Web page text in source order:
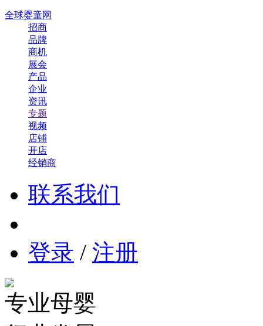
全球婴童网
招商
品牌
商机
展会
产品
企业
资讯
专题
视频
店铺
开店
经销商
联系我们
登录 / 注册
专业母婴